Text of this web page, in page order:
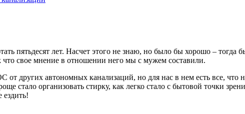
пятьдесят лет. Насчет этого не знаю, но было бы хорошо –
что свое мнение в отношении него мы с мужем составили.
других автономных канализаций, но для нас в нем есть все, что
стало организовать стирку, как легко стало с бытовой точки
ездить!